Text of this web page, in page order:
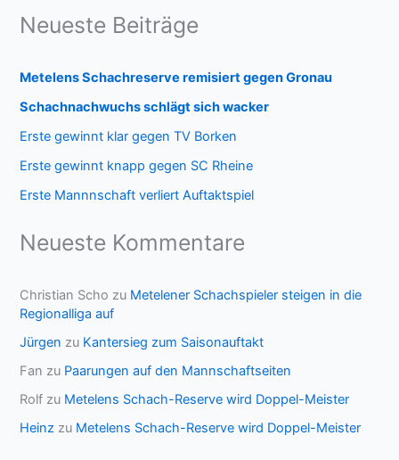
Neueste Beiträge
Metelens Schachreserve remisiert gegen Gronau
Schachnachwuchs schlägt sich wacker
Erste gewinnt klar gegen TV Borken
Erste gewinnt knapp gegen SC Rheine
Erste Mannnschaft verliert Auftaktspiel
Neueste Kommentare
Christian Scho zu Metelener Schachspieler steigen in die
Regionalliga auf
Jürgen zu Kantersieg zum Saisonauftakt
Fan zu Paarungen auf den Mannschaftseiten
Rolf zu Metelens Schach-Reserve wird Doppel-Meister
Heinz zu Metelens Schach-Reserve wird Doppel-Meister